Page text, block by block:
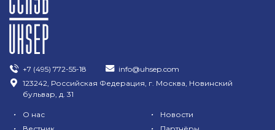
+7 (495) 772-55-18
info@uhsep.com
123242, Российская Федерация, г. Москва, Новинский
бульвар, д. 31
• О нас • Новости